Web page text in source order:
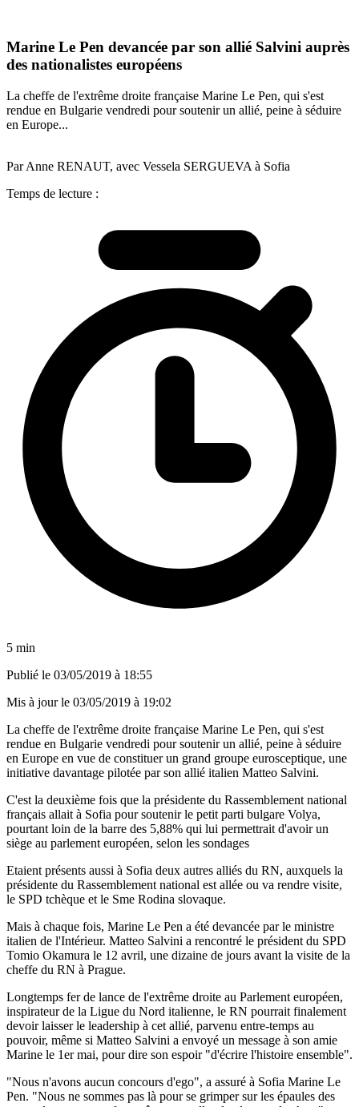
Marine Le Pen devancée par son allié Salvini auprès
des nationalistes européens
La cheffe de l'extrême droite française Marine Le Pen, qui s'est
rendue en Bulgarie vendredi pour soutenir un allié, peine à séduire
en Europe...
Par Anne RENAUT, avec Vessela SERGUEVA à Sofia
Temps de lecture :
5 min
Publié le 03/05/2019 à 18:55
Mis à jour le 03/05/2019 à 19:02
La cheffe de l'extrême droite française Marine Le Pen, qui s'est
rendue en Bulgarie vendredi pour soutenir un allié, peine à séduire
en Europe en vue de constituer un grand groupe eurosceptique, une
initiative davantage pilotée par son allié italien Matteo Salvini.
C'est la deuxième fois que la présidente du Rassemblement national
français allait à Sofia pour soutenir le petit parti bulgare Volya,
pourtant loin de la barre des 5,88% qui lui permettrait d'avoir un
siège au parlement européen, selon les sondages
Etaient présents aussi à Sofia deux autres alliés du RN, auxquels la
présidente du Rassemblement national est allée ou va rendre visite,
le SPD tchèque et le Sme Rodina slovaque.
Mais à chaque fois, Marine Le Pen a été devancée par le ministre
italien de l'Intérieur. Matteo Salvini a rencontré le président du SPD
Tomio Okamura le 12 avril, une dizaine de jours avant la visite de la
cheffe du RN à Prague.
Longtemps fer de lance de l'extrême droite au Parlement européen,
inspirateur de la Ligue du Nord italienne, le RN pourrait finalement
devoir laisser le leadership à cet allié, parvenu entre-temps au
pouvoir, même si Matteo Salvini a envoyé un message à son amie
Marine le 1er mai, pour dire son espoir "d'écrire l'histoire ensemble".
"Nous n'avons aucun concours d'ego", a assuré à Sofia Marine Le
Pen. "Nous ne sommes pas là pour se grimper sur les épaules des